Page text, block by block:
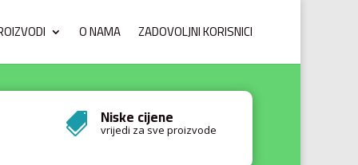
O NAMA ZADOVOLJNI KORISNICI
 Niske cijene
vrijedi za sve proizvode